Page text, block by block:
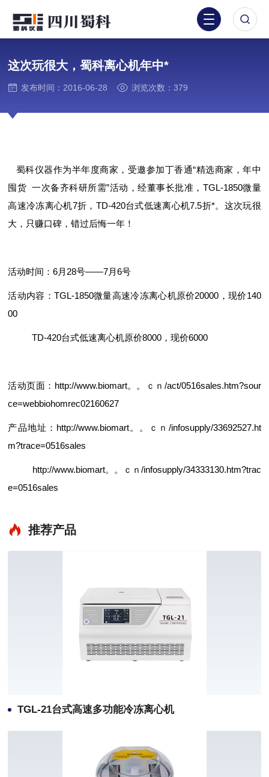
这次玩很大，蜀科离心机年中*
发布时间：2016-06-28 浏览次数：379
蜀科仪器作为半年度商家，受邀参加丁香通“精选商家，年中
囤货 一次备齐科研所需”活动，经董事长批准，TGL-1850微量
高速冷冻离心机7折，TD-420台式低速离心机7.5折*。这次玩很
大，只赚口碑，错过后悔一年！
活动时间：6月28号——7月6号
活动内容：TGL-1850微量高速冷冻离心机原价20000，现价140
00
TD-420台式低速离心机原价8000，现价6000
活动页面： http://www.biomart。。ｃｎ/act/0516sales.htm?sour
ce=webbiohomrec02160627
产品地址： http://www.biomart。。ｃｎ/infosupply/33692527.ht
m?trace=0516sales
http://www.biomart。。ｃｎ/infosupply/34333130.htm?trac
e=0516sales
推荐产品
TGL-21台式高速多功能冷冻离心机